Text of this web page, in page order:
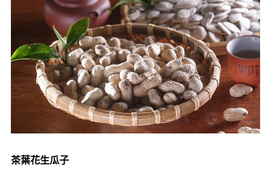
茶葉花生瓜子